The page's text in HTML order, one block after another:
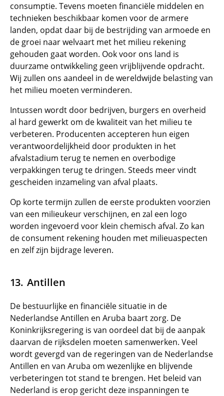
consumptie. Tevens moeten financiële middelen en
technieken beschikbaar komen voor de armere
landen, opdat daar bij de bestrijding van armoede en
de groei naar welvaart met het milieu rekening
gehouden gaat worden. Ook voor ons land is
duurzame ontwikkeling geen vrijblijvende opdracht.
Wij zullen ons aandeel in de wereldwijde belasting van
het milieu moeten verminderen.
Intussen wordt door bedrijven, burgers en overheid
al hard gewerkt om de kwaliteit van het milieu te
verbeteren. Producenten accepteren hun eigen
verantwoordelijkheid door produkten in het
afvalstadium terug te nemen en overbodige
verpakkingen terug te dringen. Steeds meer vindt
gescheiden inzameling van afval plaats.
Op korte termijn zullen de eerste produkten voorzien
van een milieukeur verschijnen, en zal een logo
worden ingevoerd voor klein chemisch afval. Zo kan
de consument rekening houden met milieuaspecten
en zelf zijn bijdrage leveren.
Antillen
De bestuurlijke en financiële situatie in de
Nederlandse Antillen en Aruba baart zorg. De
Koninkrijksregering is van oordeel dat bij de aanpak
daarvan de rijksdelen moeten samenwerken. Veel
wordt gevergd van de regeringen van de Nederlandse
Antillen en van Aruba om wezenlijke en blijvende
verbeteringen tot stand te brengen. Het beleid van
Nederland is erop gericht deze inspanningen te